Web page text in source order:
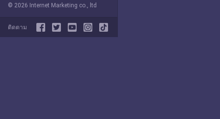
© 2026 Internet Marketing co., ltd
ติดตาม